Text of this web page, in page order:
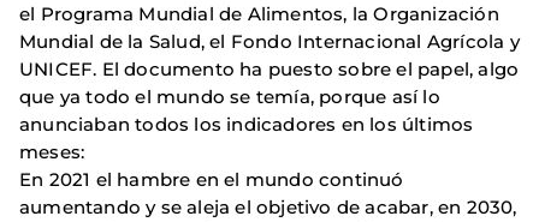
el Programa Mundial de Alimentos, la Organización
Mundial de la Salud, el Fondo Internacional Agrícola y
UNICEF. El documento ha puesto sobre el papel, algo
que ya todo el mundo se temía, porque así lo
anunciaban todos los indicadores en los últimos
meses:
En 2021 el hambre en el mundo continuó
aumentando y se aleja el objetivo de acabar, en 2030,